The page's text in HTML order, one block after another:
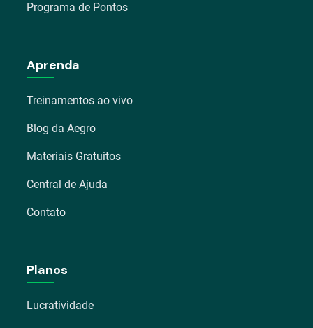
Programa de Pontos
Aprenda
Treinamentos ao vivo
Blog da Aegro
Materiais Gratuitos
Central de Ajuda
Contato
Planos
Lucratividade